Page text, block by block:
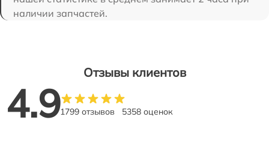
наличии запчастей.
Отзывы клиентов
4.91799 отзывов 5358 оценок